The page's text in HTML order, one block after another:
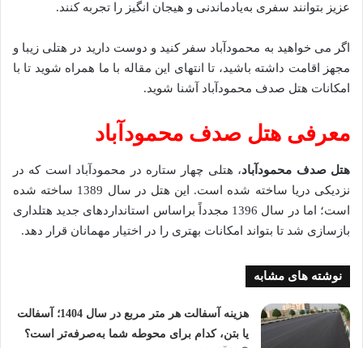
عزیز بتوانند سفری به‌یادماندنی و هیجان انگیز را تجربه کنند.
اگر می خواهید به محمودآباد سفر کنید و دوست دارید در هتلی زیبا و
مجهز اقامت داشته باشید، تا انتهای این مقاله با ما همراه شوید تا با
امکانات هتل صدف محمودآباد آشنا شوید.
معرفی هتل صدف محمودآباد
هتل صدف محمودآباد، هتلی چهار ستاره در محمودآباد است که در
نزدیکی دریا ساخته شده است. این هتل در سال 1389 ساخته شده
است؛ اما در سال 1396 مجدداً براساس استانداردهای جدید هتلداری
بازسازی شد تا بتواند امکانات بهتری را در اختیار مهمانان قرار دهد.
نوشته های مشابه
هزینه آسفالت هر متر مربع در سال 1404؛ آسفالت
یا بتن، کدام برای محوطه شما به‌صرفه‌تر است؟